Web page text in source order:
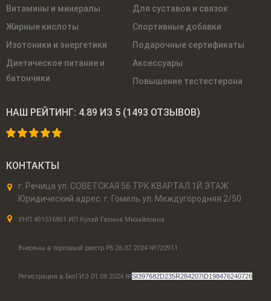
Витамины и минералы
Для суставов и связок
Жирные кислоты
Спортивные добавки
Изотоники и энергетики
Подарочные сертификаты
Диетическое питание и
батончики
Аксессуары
Повышение тестестерона
НАШ РЕЙТИНГ: 4.89 ИЗ 5 (1493 ОТЗЫВОВ)
КОНТАКТЫ
г. Речица ул. СОВЕТСКАЯ 56 ТРК КВАРТАЛ 1Й ЭТАЖ
Юридический адрес: г. Гомель ул. Междугородняя 2/50
УНП 491516861 ИП Кулай Галина Михайловна
Внесены в торговый реестр РБ 26.07.2024 №722911
Регистрация в БелГИЭ 01.08.2024 №SI397682D235R284207ID198476240726